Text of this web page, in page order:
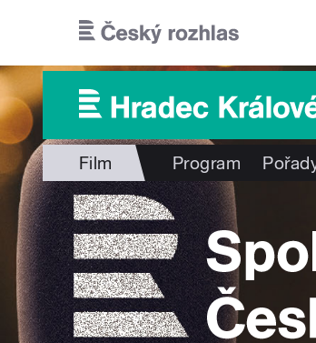
Film Program